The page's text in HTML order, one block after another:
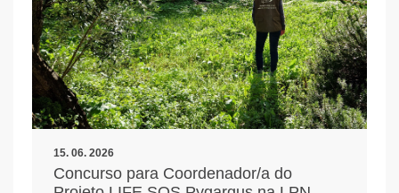
15. 06. 2026
Concurso para Coordenador/a do